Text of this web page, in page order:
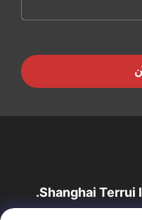
Shanghai Terrui